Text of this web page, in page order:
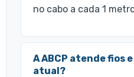
no cabo a cada 1
A ABCP atende fios
atual?